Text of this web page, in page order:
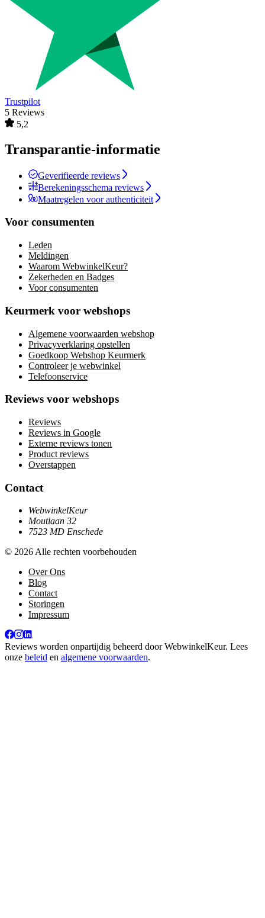
Trustpilot
5 Reviews
5,2
Transparantie-informatie
Geverifieerde reviews
Berekeningsschema reviews
Maatregelen voor authenticiteit
Voor consumenten
Leden
Meldingen
Waarom WebwinkelKeur?
Zekerheden en Badges
Voor consumenten
Keurmerk voor webshops
Algemene voorwaarden webshop
Privacyverklaring opstellen
Goedkoop Webshop Keurmerk
Controleer je webwinkel
Telefoonservice
Reviews voor webshops
Reviews
Reviews in Google
Externe reviews tonen
Product reviews
Overstappen
Contact
WebwinkelKeur
Moutlaan 32
7523 MD Enschede
© 2026 Alle rechten voorbehouden
Over Ons
Blog
Contact
Storingen
Impressum
Reviews worden onpartijdig beheerd doorWebwinkelKeur. Lees
onze beleid en algemene voorwaarden.